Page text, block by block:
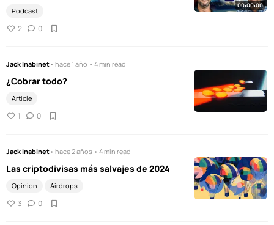
Podcast
2 0
00:00:00
Jack Inabinet• hace 1 año • 4 min read
¿Cobrar todo?
Article
1 0
Jack Inabinet• hace 2 años • 4 min read
Las criptodivisas más salvajes de 2024
Opinion Airdrops
3 0